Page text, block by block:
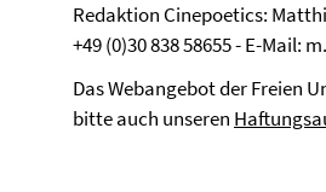
Redaktion Cinepoetics:
+49 (0)30 838 58655 - E-Mail:
Das Webangebot der Freien
bitte auch unseren